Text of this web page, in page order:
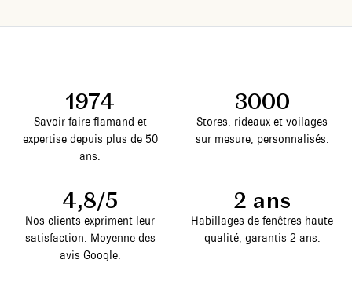
1974
Savoir-faire flamand et
expertise depuis plus de 50
ans.
3000
Stores, rideaux et voilages
sur mesure, personnalisés.
4,8/5
Nos clients expriment leur
satisfaction. Moyenne des
avis Google.
2 ans
Habillages de fenêtres haute
qualité, garantis 2 ans.